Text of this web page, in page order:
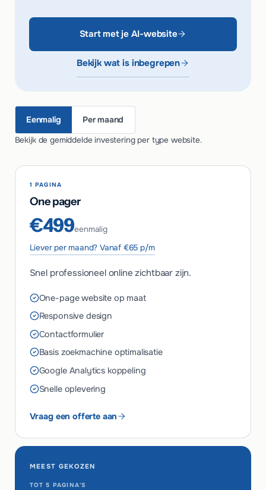
Start met je AI-website
Bekijk wat is inbegrepen
Eenmalig Per maand
Bekijk de gemiddelde investering per type website.
1 PAGINA
One pager
€499eenmalig
Liever per maand? Vanaf €65 p/m
Snel professioneel online zichtbaar zijn.
One-page website op maat
Responsive design
Contactformulier
Basis zoekmachine optimalisatie
Google Analytics koppeling
Snelle oplevering
Vraag een offerte aan
MEEST GEKOZEN
TOT 5 PAGINA'S